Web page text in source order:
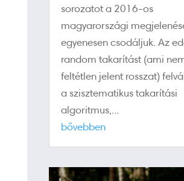
sorozatot a 2016-os
magyarországi
egyenesen csodáljuk. Az
random takarítást (ami
feltétlen jelent rosszat)
a szisztematikus takarítási
algoritmus,...
bővebben